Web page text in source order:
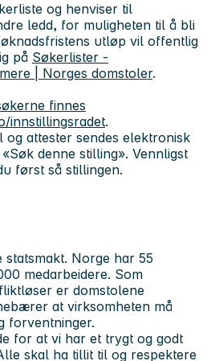
og henviser til
ledd, for muligheten til å bli
utløp vil offentlig
på Søkerlister -
| Norges domstoler.
finnes
innstillingsradet.
og attester sendes elektronisk
denne stilling». Vennligst
først så stillingen.
statsmakt. Norge har 55
medarbeidere. Som
er domstolene
at virksomheten må
forventninger.
for at vi har et trygt og godt
skal ha tillit til og respektere